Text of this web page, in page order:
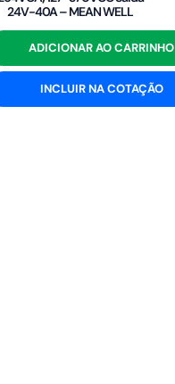
24V-40A – MEAN WELL
ADICIONAR AO CARRINHO
INCLUIR NA COTAÇÃO